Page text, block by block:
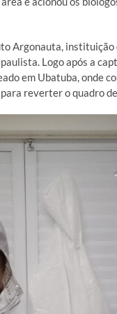
Argonauta,
Logo após a
em Ubatuba, onde
reverter o quadro